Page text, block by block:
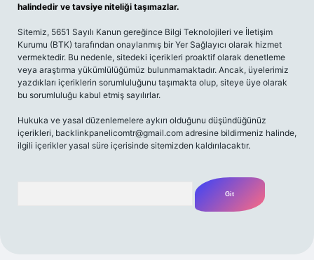
halindedir ve tavsiye niteliği taşımazlar.
Sitemiz, 5651 Sayılı Kanun gereğince Bilgi Teknolojileri ve İletişim
Kurumu (BTK) tarafından onaylanmış bir Yer Sağlayıcı olarak hizmet
vermektedir. Bu nedenle, sitedeki içerikleri proaktif olarak denetleme
veya araştırma yükümlülüğümüz bulunmamaktadır. Ancak, üyelerimiz
yazdıkları içeriklerin sorumluluğunu taşımakta olup, siteye üye olarak
bu sorumluluğu kabul etmiş sayılırlar.
Hukuka ve yasal düzenlemelere aykırı olduğunu düşündüğünüz
içerikleri, backlinkpanelicomtr@gmail.com adresine bildirmeniz halinde,
ilgili içerikler yasal süre içerisinde sitemizden kaldırılacaktır.